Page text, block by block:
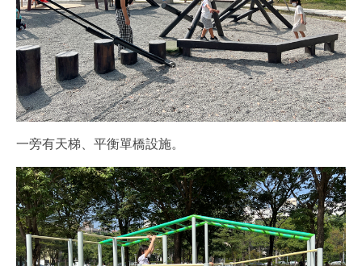
一旁有天梯、平衡單橋設施。